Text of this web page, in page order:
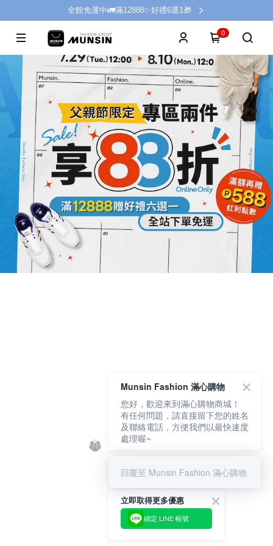
全館免運中🚛滿12888✨好禮6選1🎁
0
立即取得更多優惠
綁定 LINE 帳號
Munsin Fashion 滿心購物
您好，歡迎來到滿心購物商城！
有任何問題，請直接留下您的姓名
及聯絡電話，方便我們以最快速度
處理喔~
回覆至 Munsin Fashion 滿心購物